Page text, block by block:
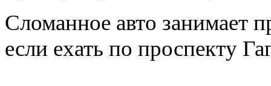
Сломанное авто занимает
если ехать по проспекту